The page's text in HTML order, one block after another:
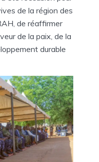
de la région des
de réaffirmer
de la paix, de la
durable